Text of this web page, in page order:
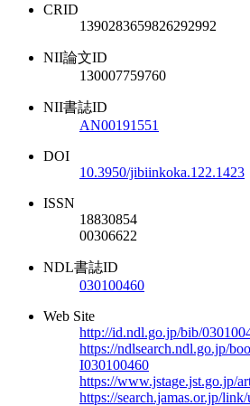
CRID
1390283659826292992
NII論文ID
130007759760
NII書誌ID
AN00191551
DOI
10.3950/jibiinkoka.122.1423
ISSN
18830854
00306622
NDL書誌ID
030100460
Web Site
http://id.ndl.go.jp/bib/
https://ndlsearch.ndl.go.jp/
I030100460
https://www.jstage.jst.go.jp/
https://search.jamas.or.jp/